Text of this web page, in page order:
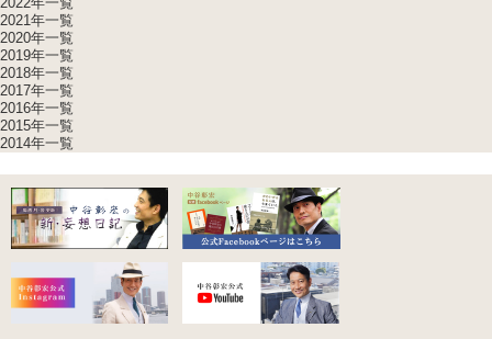
2021年一覧
2020年一覧
2019年一覧
2018年一覧
2017年一覧
2016年一覧
2015年一覧
2014年一覧